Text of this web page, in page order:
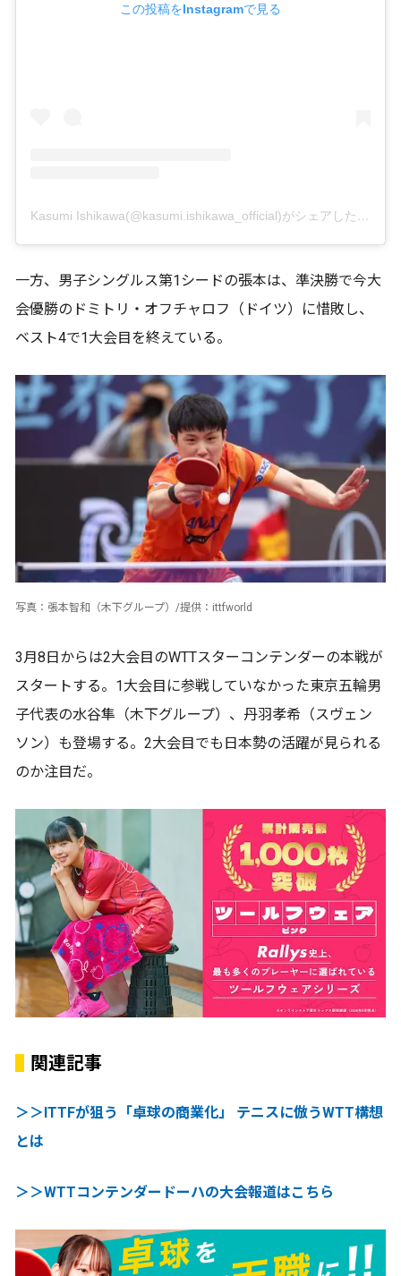
この投稿をInstagramで見る
Kasumi Ishikawa(@kasumi.ishikawa_official)がシェアした投稿
一方、男子シングルス第1シードの張本は、準決勝で今大
会優勝のドミトリ・オフチャロフ（ドイツ）に惜敗し、
ベスト4で1大会目を終えている。
写真：張本智和（木下グループ）/提供：ittfworld
3月8日からは2大会目のWTTスターコンテンダーの本戦が
スタートする。1大会目に参戦していなかった東京五輪男
子代表の水谷隼（木下グループ）、丹羽孝希（スヴェン
ソン）も登場する。2大会目でも日本勢の活躍が見られる
のか注目だ。
関連記事
＞＞ITTFが狙う「卓球の商業化」 テニスに倣うWTT構想
とは
＞＞WTTコンテンダードーハの大会報道はこちら